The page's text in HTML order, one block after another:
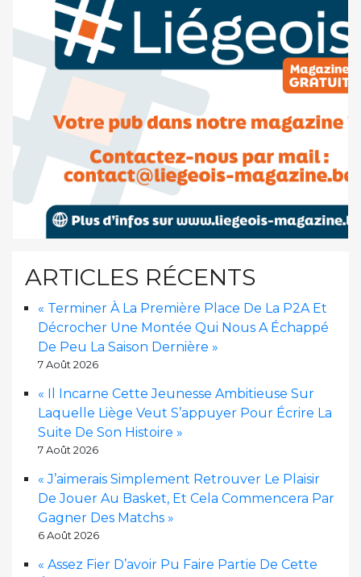
ARTICLES RÉCENTS
« Terminer À La Première Place De La P2A Et
Décrocher Une Montée Qui Nous A Échappé
De Peu La Saison Dernière »
7 Août 2026
« Il Incarne Cette Jeunesse Ambitieuse Sur
Laquelle Liège Veut S’appuyer Pour Écrire La
Suite De Son Histoire »
7 Août 2026
« J’aimerais Simplement Retrouver Le Plaisir
De Jouer Au Basket, Et Cela Commencera Par
Gagner Des Matchs »
6 Août 2026
« Assez Fier D’avoir Pu Faire Partie De Cette